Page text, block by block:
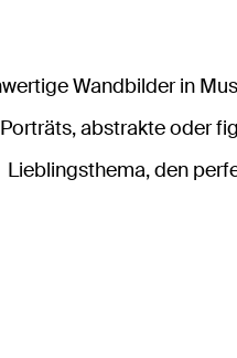
Wandbilder in
abstrakte oder
Lieblingsthema, den